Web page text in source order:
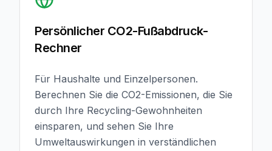
Persönlicher CO2-Fußabdruck-
Rechner
Für Haushalte und Einzelpersonen.
Berechnen Sie die CO2-Emissionen, die Sie
durch Ihre Recycling-Gewohnheiten
einsparen, und sehen Sie Ihre
Umweltauswirkungen in verständlichen